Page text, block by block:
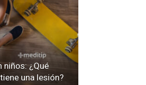
niños: ¿Qué
una lesión?